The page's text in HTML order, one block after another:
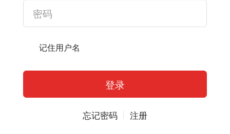
记住用户名
忘记密码 注册